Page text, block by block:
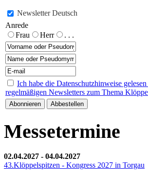
Newsletter Deutsch
Anrede
Frau
Herr . . .
Ich habe die Datenschutzhinweise
regelmäßigen Newsletters zum Thema
Messetermine
02.04.2027 - 04.04.2027
43.Klöppelspitzen - Kongress 2027 in Torgau